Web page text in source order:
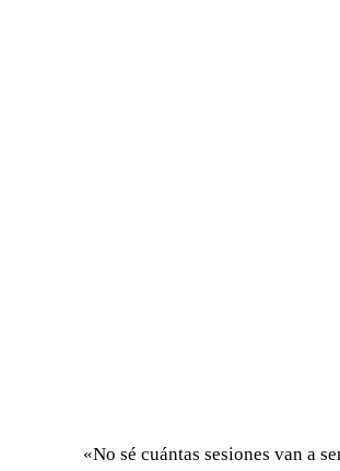
«No sé cuántas sesiones van a